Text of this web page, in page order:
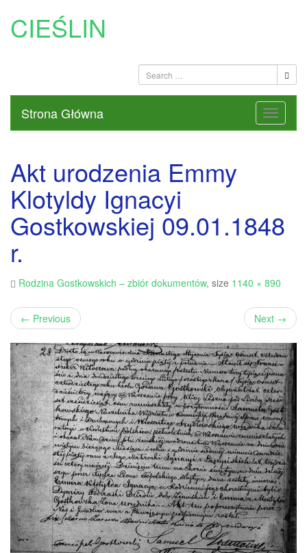
CIEŚLIN
Strona Główna
Akt urodzenia Emmy
Klotyldy Ignacyi
Gostkowskiej 09.01.1848
r.
Rodzina Gostkowskich – zbiór dokumentów, size 1140 × 890
← Previous Next →